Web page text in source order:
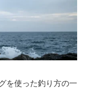
を使った釣り方の一